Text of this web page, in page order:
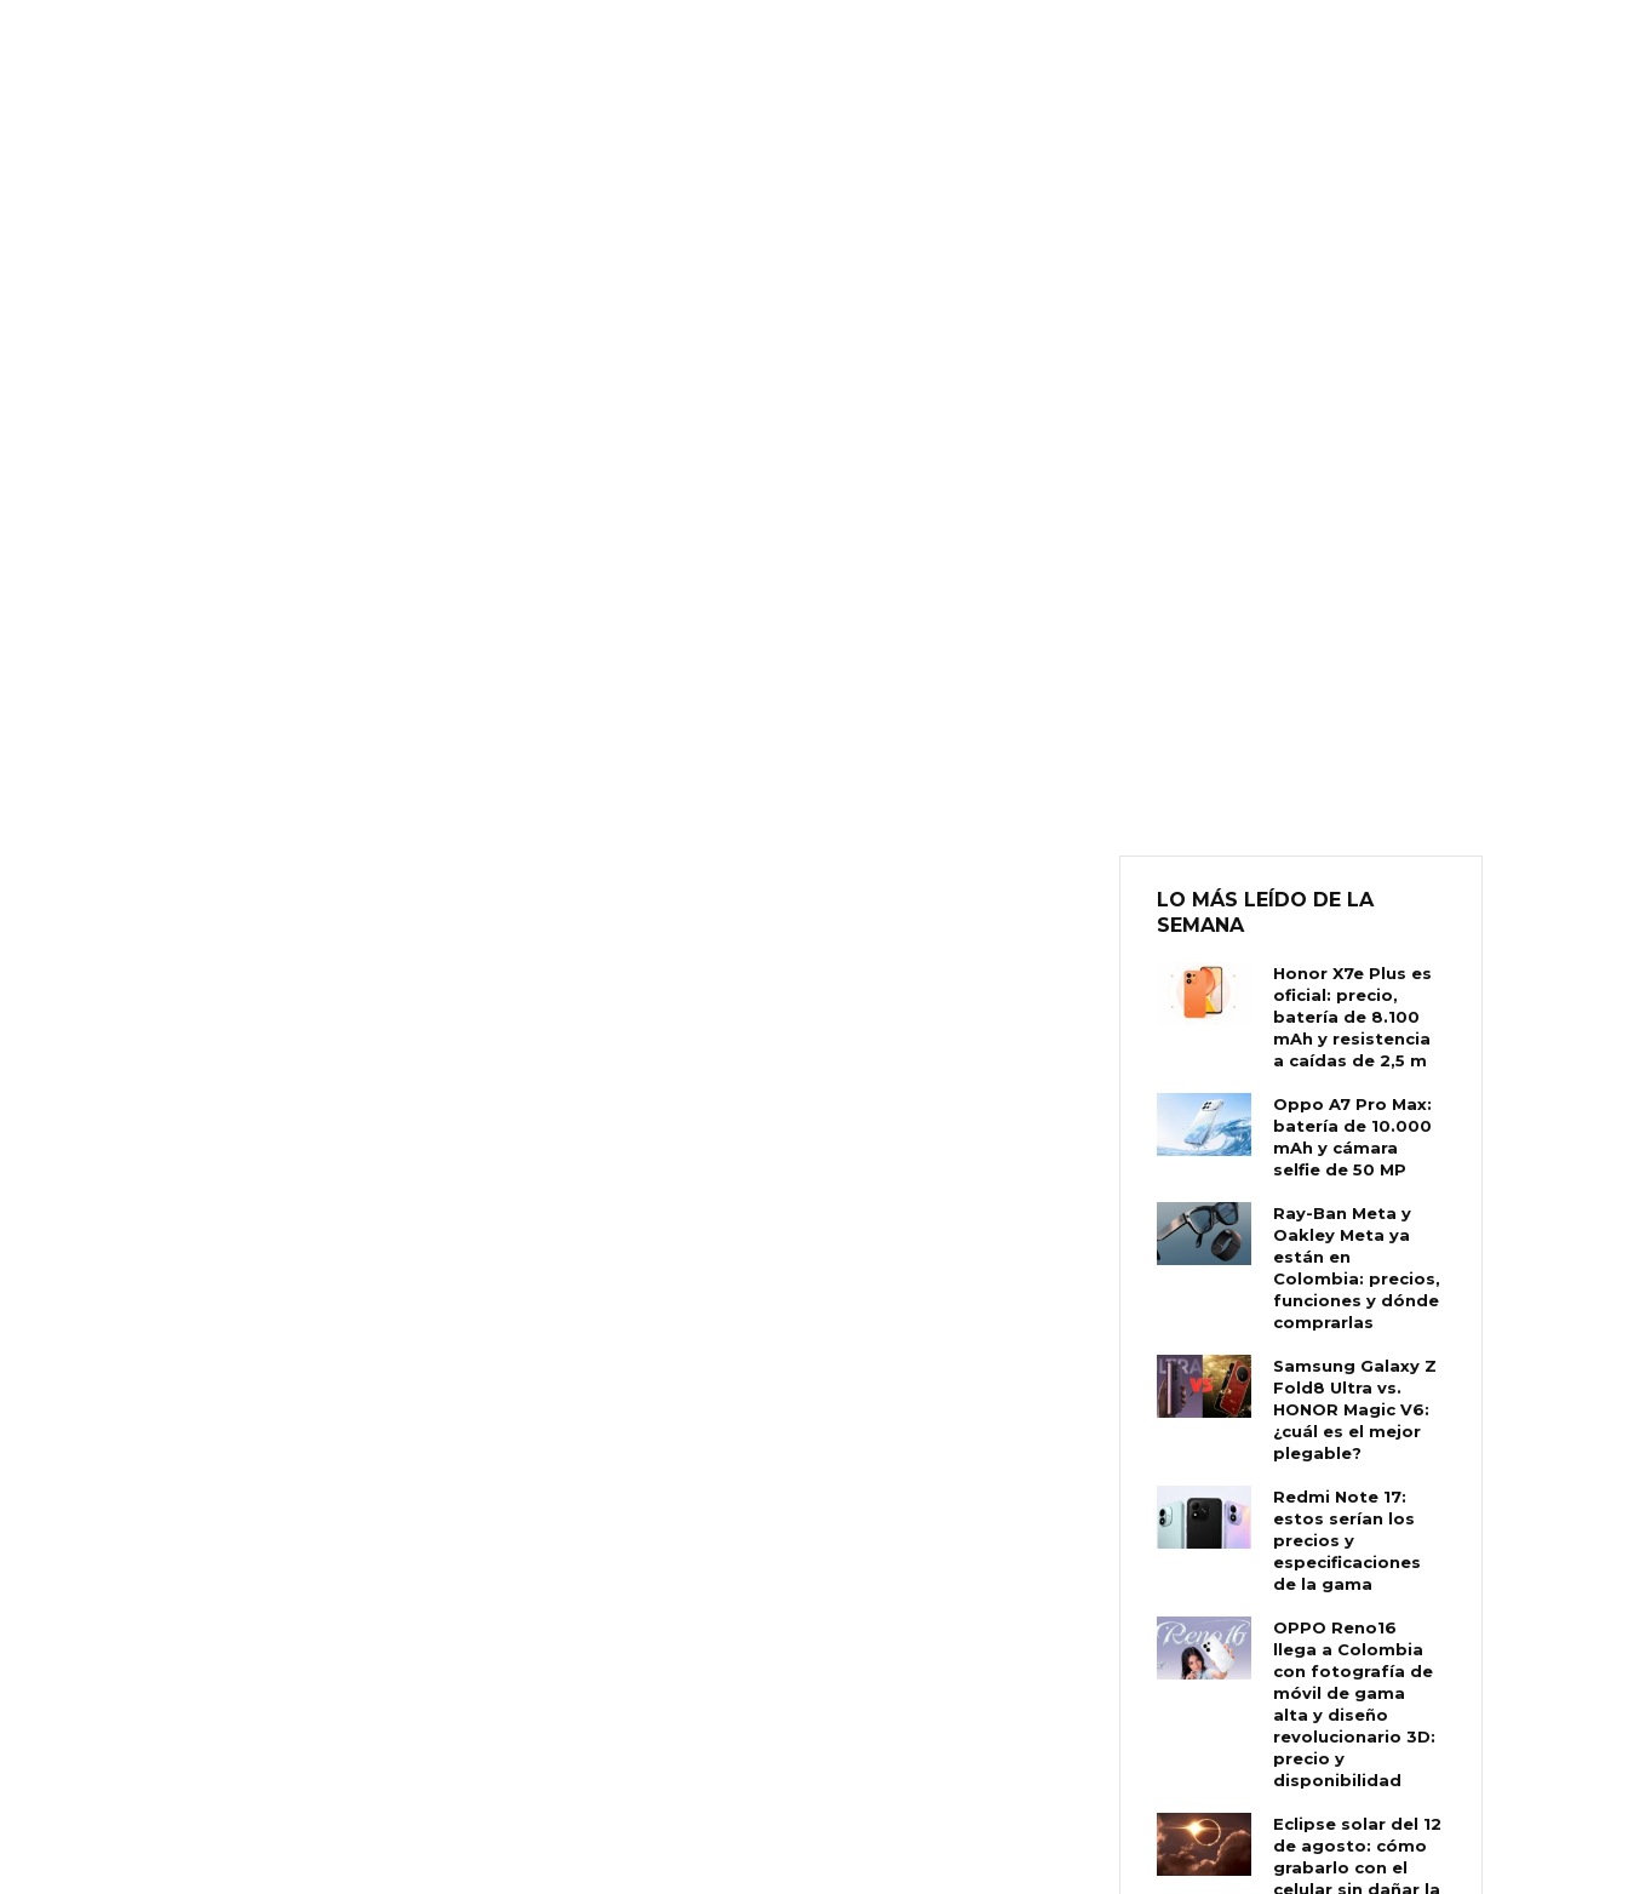
LO MÁS LEÍDO DE LA
SEMANA
Honor X7e Plus es
oficial: precio,
batería de 8.100
mAh y resistencia
a caídas de 2,5 m
Oppo A7 Pro Max:
batería de 10.000
mAh y cámara
selfie de 50 MP
Ray-Ban Meta y
Oakley Meta ya
están en
Colombia: precios,
funciones y dónde
comprarlas
Samsung Galaxy Z
Fold8 Ultra vs.
HONOR Magic V6:
¿cuál es el mejor
plegable?
Redmi Note 17:
estos serían los
precios y
especificaciones
de la gama
OPPO Reno16
llega a Colombia
con fotografía de
móvil de gama
alta y diseño
revolucionario 3D:
precio y
disponibilidad
Eclipse solar del 12
de agosto: cómo
grabarlo con el
celular sin dañar la